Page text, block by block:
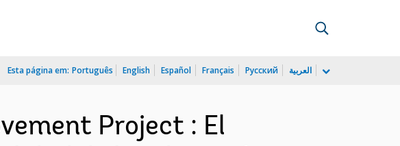
Esta página em: Português English Español Français Русский العربية
Project : El